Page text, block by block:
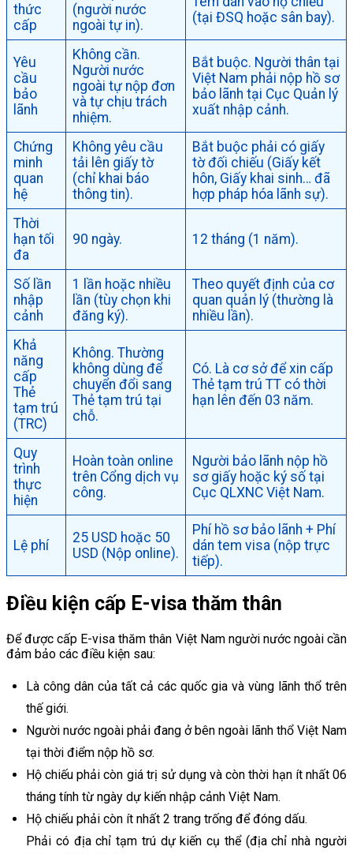
thức
cấp
(người nước
ngoài tự in).
(tại ĐSQ hoặc sân bay).
Yêu
cầu
bảo
lãnh
Không cần.
Người nước
ngoài tự nộp đơn
và tự chịu trách
nhiệm.
Bắt buộc. Người thân tại
Việt Nam phải nộp hồ sơ
bảo lãnh tại Cục Quản lý
xuất nhập cảnh.
Chứng
minh
quan
hệ
Không yêu cầu
tải lên giấy tờ
(chỉ khai báo
thông tin).
Bắt buộc phải có giấy
tờ đối chiếu (Giấy kết
hôn, Giấy khai sinh… đã
hợp pháp hóa lãnh sự).
Thời
hạn tối
đa
90 ngày. 12 tháng (1 năm).
Số lần
nhập
cảnh
1 lần hoặc nhiều
lần (tùy chọn khi
đăng ký).
Theo quyết định của cơ
quan quản lý (thường là
nhiều lần).
Khả
năng
cấp
Thẻ
tạm trú
(TRC)
Không. Thường
không dùng để
chuyển đổi sang
Thẻ tạm trú tại
chỗ.
Có. Là cơ sở để xin cấp
Thẻ tạm trú TT có thời
hạn lên đến 03 năm.
Quy
trình
thực
hiện
Hoàn toàn online
trên Cổng dịch vụ
công.
Người bảo lãnh nộp hồ
sơ giấy hoặc ký số tại
Cục QLXNC Việt Nam.
Lệ phí
25 USD hoặc 50
USD (Nộp online).
Phí hồ sơ bảo lãnh + Phí
dán tem visa (nộp trực
tiếp).
Điều kiện cấp E-visa thăm thân
Để được cấp E-visa thăm thân Việt Nam người nước ngoài cần
đảm bảo các điều kiện sau:
Là công dân của tất cả các quốc gia và vùng lãnh thổ trên
thế giới.
Người nước ngoài phải đang ở bên ngoài lãnh thổ Việt Nam
tại thời điểm nộp hồ sơ.
Hộ chiếu phải còn giá trị sử dụng và còn thời hạn ít nhất 06
tháng tính từ ngày dự kiến nhập cảnh Việt Nam.
Hộ chiếu phải còn ít nhất 2 trang trống để đóng dấu.
Phải có địa chỉ tạm trú dự kiến cụ thể (địa chỉ nhà người